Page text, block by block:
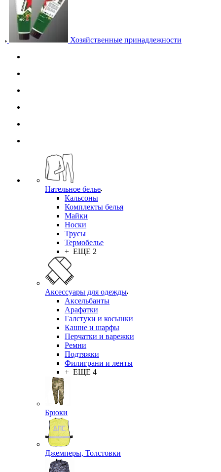
Хозяйственные принадлежности
Нательное белье
Кальсоны
Комплекты белья
Майки
Носки
Трусы
Термобелье
+ ЕЩЕ 2
Аксессуары для одежды
Аксельбанты
Арафатки
Галстуки и косынки
Кашне и шарфы
Перчатки и варежки
Ремни
Подтяжки
Филиграни и ленты
+ ЕЩЕ 4
Брюки
Джемперы, Толстовки